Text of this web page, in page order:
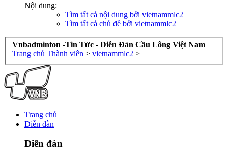
Nội dung:
Tìm tất cả nội dung bởi vietnammlc2
Tìm tất cả chủ đề bởi vietnammlc2
Vnbadminton -Tin Tức - Diễn Đàn Cầu Lông Việt Nam
Trang chủ Thành viên > vietnammlc2 >
Trang chủ
Diễn đàn
Diễn đàn